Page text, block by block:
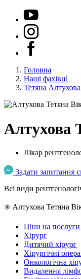
Головна
Наші фахівці
Тетяна Алтухова
Алтухова
Лікар
Задати запитання
Всі види
✳️ Алтухова Тетяна
Ціни на
Хірург
Дитячий хірург
Хірургічні
Онкологічна
Видалення